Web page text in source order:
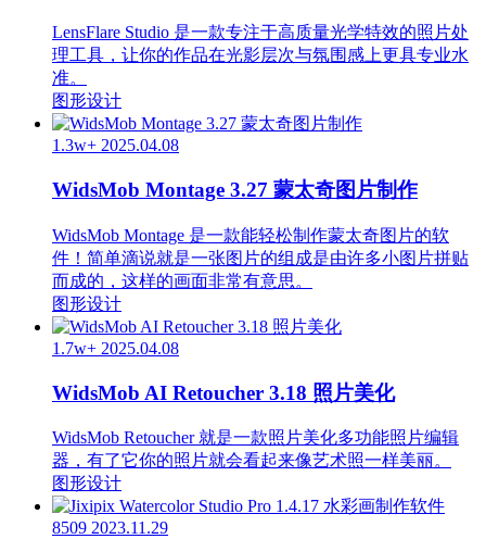
LensFlare Studio 是一款专注于高质量光学特效的照片处
理工具，让你的作品在光影层次与氛围感上更具专业水
准。
图形设计
1.3w+ 2025.04.08
WidsMob Montage 3.27 蒙太奇图片制作
WidsMob Montage 是一款能轻松制作蒙太奇图片的软
件！简单滴说就是一张图片的组成是由许多小图片拼贴
而成的，这样的画面非常有意思。
图形设计
1.7w+ 2025.04.08
WidsMob AI Retoucher 3.18 照片美化
WidsMob Retoucher 就是一款照片美化多功能照片编辑
器，有了它你的照片就会看起来像艺术照一样美丽。
图形设计
8509 2023.11.29